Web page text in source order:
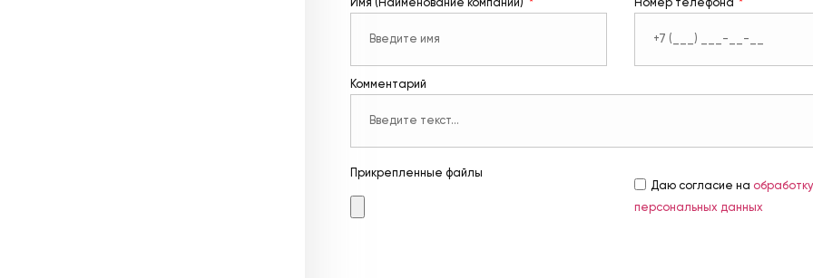
Имя (Наименование компании) Номер телефона
Комментарий
Прикрепленные файлы
Даю согласие на обработку
персональных данных